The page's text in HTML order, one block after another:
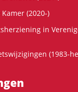
(2020-)
in
(1983-